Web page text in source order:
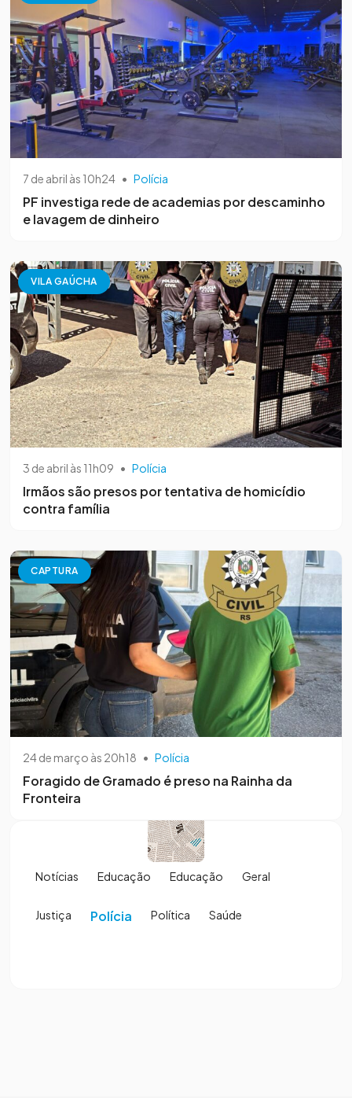
7 de abril às 10h24 • Polícia
PF investiga rede de academias por descaminho
e lavagem de dinheiro
VILA GAÚCHA
3 de abril às 11h09 • Polícia
Irmãos são presos por tentativa de homicídio
contra família
CAPTURA
24 de março às 20h18 • Polícia
Foragido de Gramado é preso na Rainha da
Fronteira
Notícias Educação Educação Geral
Justiça Polícia Política Saúde